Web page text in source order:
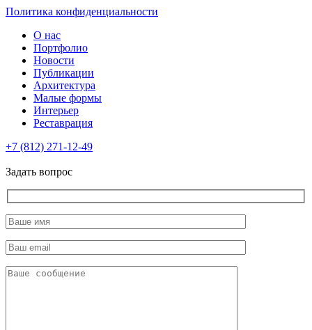
Политика конфиденциальности
О нас
Портфолио
Новости
Публикации
Архитектура
Малые формы
Интерьер
Реставрация
+7 (812) 271-12-49
Задать вопрос